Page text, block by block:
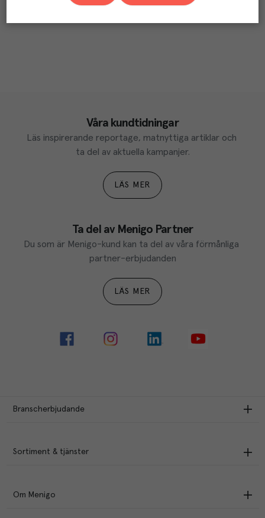
Våra kundtidningar
Läs inspirerande reportage, matnyttiga artiklar och
ta del av aktuella kampanjer.
LÄS MER
Ta del av Menigo Partner
Du som är Menigo-kund kan ta del av våra förmånliga
partner-erbjudanden
LÄS MER
Branscherbjudande
Sortiment & tjänster
Om Menigo